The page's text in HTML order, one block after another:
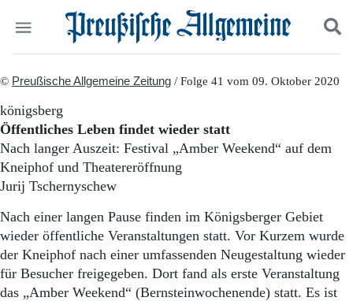
Politik
Panorama
Gesellschaft
Leben
Pommern
Berlin-Brandenburg
Schlesien
Danzig und Westpreußen
Bücher
Suchen und finden
© Preußische Allgemeine Zeitung / Folge 41 vom 09. Oktober 2020
königsberg
Öffentliches Leben findet wieder statt
Nach langer Auszeit: Festival „Amber Weekend“ auf dem
Kneiphof und Theatereröffnung
Jurij Tschernyschew
Nach einer langen Pause finden im Königsberger Gebiet
wieder öffentliche Veranstaltungen statt. Vor Kurzem wurde
der Kneiphof nach einer umfassenden Neugestaltung wieder
für Besucher freigegeben. Dort fand als erste Veranstaltung
das „Amber Weekend“ (Bernsteinwochenende) statt. Es ist